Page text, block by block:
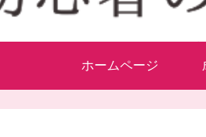
ホームページ